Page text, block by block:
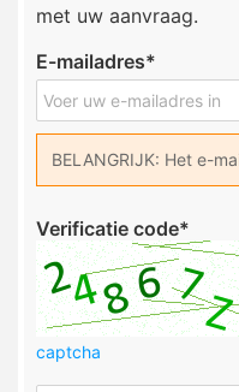
met uw aanvraag.
E-mailadres*
Verificatie code*
captcha